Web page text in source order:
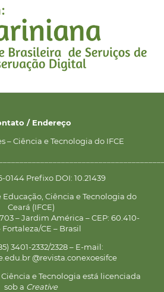
/ Endereço
– Ciência e Tecnologia do IFCE
0144 Prefixo DOI: 10.21439
Ciência e Tecnologia do
Ceará (IFCE)
– Jardim América – CEP: 60.410-
Fortaleza/CE – Brasil
3401-2332/2328 – E-mail:
@revista.conexoesifce
Ciência e Tecnologia está licenciada
sob a Creative